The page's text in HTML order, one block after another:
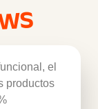
el
productos